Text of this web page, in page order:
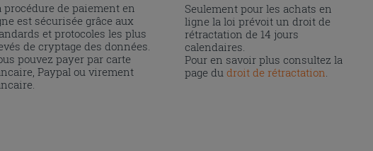
procédure de paiement en
est sécurisée grâce aux
et protocoles les plus
de cryptage des données.
pouvez payer par carte
Paypal ou virement
Seulement pour les achats en
ligne la loi prévoit un droit de
rétractation de 14 jours
calendaires.
Pour en savoir plus consultez la
page dudroit de rétractation.